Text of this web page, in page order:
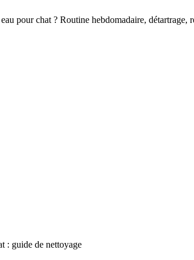
pour chat ? Routine hebdomadaire, détartrage,
: guide de nettoyage